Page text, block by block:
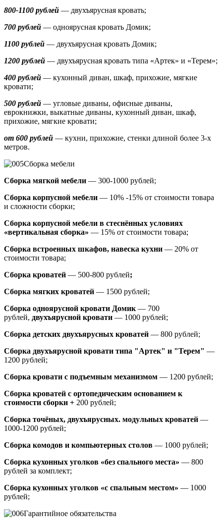
800-1100 рублей — двухъярусная кровать;
700 рублей — одноярусная кровать Домик;
1100 рублей — двухъярусная кровать Домик;
1200 рублей — двухъярусная кровать типа «Артек» и «Терем»;
400 рублей — кухонный диван, шкаф, прихожие, мягкие
кровати;
500 рублей — угловые диваны, офисные диваны,
еврокнижки, выкатные диваны, кухонный диван, шкаф,
прихожие, мягкие кровати;
от 600 рублей — кухни, прихожие, стенки длиной более 3-х
метров.
Сборка мебели
Сборка мягкой мебели — 300-1000 рублей;
Сборка корпусной мебели — 10% -15% от стоимости товара
и сложности сборки;
Сборка корпусной мебели в стеснённых условиях
«вертикальная сборка» — 15% от стоимости товара;
Сборка встроенных шкафов, навеска кухни — 20% от
стоимости товара;
Сборка кроватей — 500-800 рублей;
Сборка мягких кроватей — 1500 рублей;
Сборка одноярусной кровати Домик — 700
рублей, двухъярусной кровати — 1000 рублей;
Сборка детских двухъярусных кроватей — 800 рублей;
Сборка двухъярусной кровати типа "Артек" и "Терем" —
1200 рублей;
Сборка кровати с подъемным механизмом — 1200 рублей;
Сборка кроватей с ортопедическим основанием к
стоимости сборки + 200 рублей;
Сборка точёных, двухъярусных. модульных кроватей —
1000-1200 рублей;
Сборка комодов и компьютерных столов — 1000 рублей;
Сборка кухонных уголков «без спального места» — 800
рублей за комплект;
Сборка кухонных уголков «с спальным местом» — 1000
рублей;
Гарантийное обязательства